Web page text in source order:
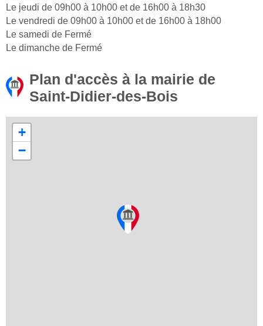
Le jeudi de 09h00 à 10h00 et de 16h00 à 18h30
Le vendredi de 09h00 à 10h00 et de 16h00 à 18h00
Le samedi de Fermé
Le dimanche de Fermé
Plan d'accès à la mairie de
Saint-Didier-des-Bois
+
−